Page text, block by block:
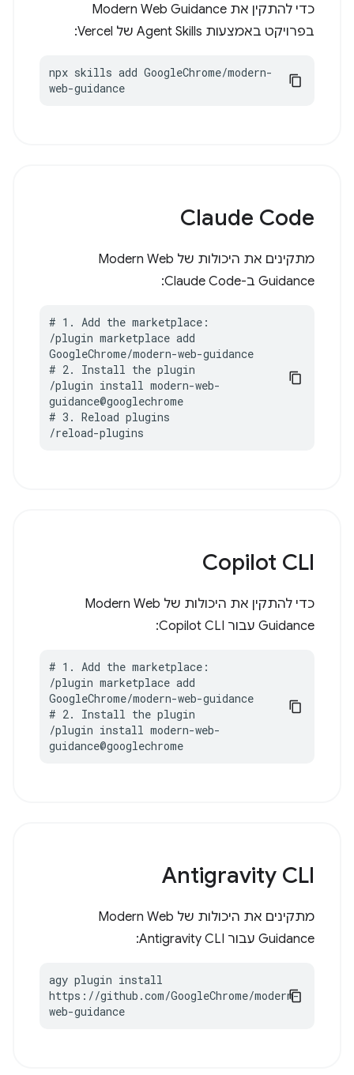
כדי להתקין את Modern Web Guidance
בפרויקט באמצעות Agent Skills של Vercel:
npx skills add GoogleChrome/modern-
web-guidance
Claude Code
מתקינים את היכולות של Modern Web
Guidance ב-Claude Code:
# 1. Add the marketplace:
/plugin marketplace add
GoogleChrome/modern-web-guidance
# 2. Install the plugin
/plugin install modern-web-
guidance@googlechrome
# 3. Reload plugins
/reload-plugins
Copilot CLI
כדי להתקין את היכולות של Modern Web
Guidance עבור Copilot CLI:
# 1. Add the marketplace:
/plugin marketplace add
GoogleChrome/modern-web-guidance
# 2. Install the plugin
/plugin install modern-web-
guidance@googlechrome
Antigravity CLI
מתקינים את היכולות של Modern Web
Guidance עבור Antigravity CLI:
agy plugin install
https://github.com/GoogleChrome/modern-
web-guidance